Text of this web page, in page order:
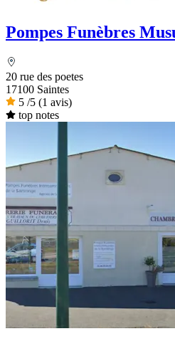
Pompes Funèbres
20 rue des poetes
17100 Saintes
5 /5 (1 avis)
top notes